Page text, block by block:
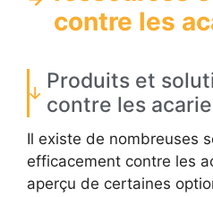
contre les
Produits et
contre les
Il existe de nombreuses
efficacement contre les
aperçu de certaines